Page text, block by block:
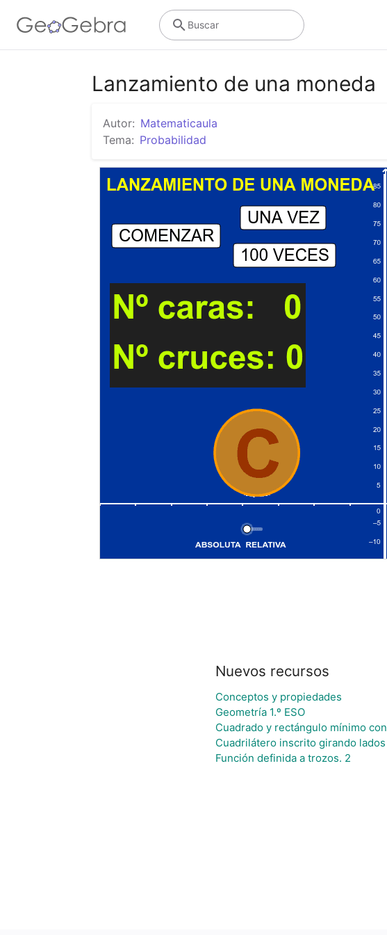
Buscar
Lanzamiento de una moneda
Autor: Matematicaula
Tema: Probabilidad
Nuevos recursos
Conceptos y propiedades
Geometría 1.º ESO
Cuadrado y rectángulo mínimo
Cuadrilátero inscrito girando
Función definida a trozos. 2